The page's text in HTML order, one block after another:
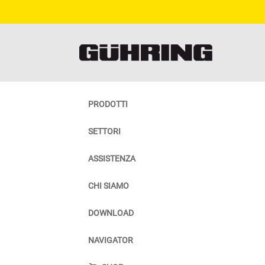
PRODOTTI
SETTORI
ASSISTENZA
CHI SIAMO
DOWNLOAD
NAVIGATOR